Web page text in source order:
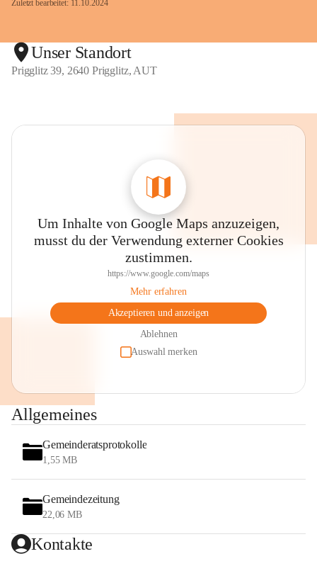
Zuletzt bearbeitet: 11.10.2024
Unser Standort
Prigglitz 39, 2640 Prigglitz, AUT
Um Inhalte von Google Maps anzuzeigen,
musst du der Verwendung externer Cookies
zustimmen.
https://www.google.com/maps
Mehr erfahren
Akzeptieren und anzeigen
Ablehnen
Auswahl merken
Allgemeines
Gemeinderatsprotokolle
1,55 MB
Gemeindezeitung
22,06 MB
Kontakte